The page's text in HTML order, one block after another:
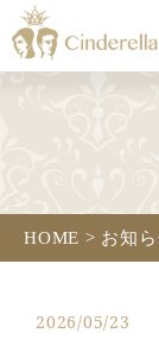
HOME > お知
2026/05/23